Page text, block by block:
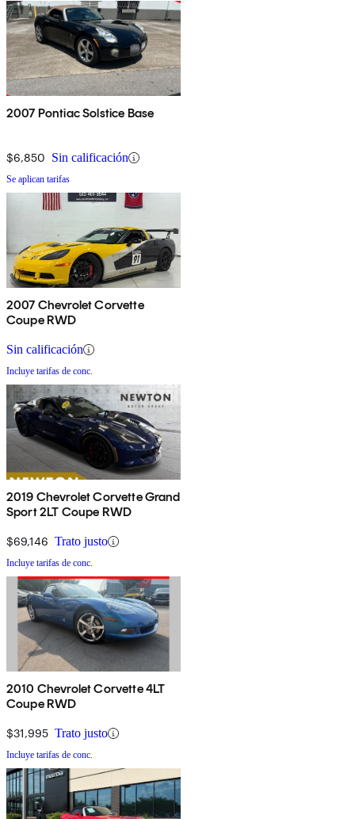
2007 Pontiac Solstice Base
$6,850 Sin calificación
Se aplican tarifas
2007 Chevrolet Corvette
Coupe RWD
Sin calificación
Incluye tarifas de conc.
2019 Chevrolet Corvette Grand
Sport 2LT Coupe RWD
$69,146 Trato justo
Incluye tarifas de conc.
2010 Chevrolet Corvette 4LT
Coupe RWD
$31,995 Trato justo
Incluye tarifas de conc.